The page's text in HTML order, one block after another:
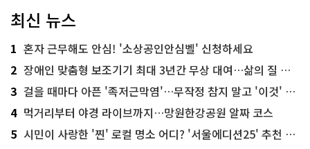
최신 뉴스
1 혼자 근무해도 안심! '소상공인안심벨' 신청하세요
2 장애인 맞춤형 보조기기 최대 3년간 무상 대여…삶의 질 높인다
3 걸을 때마다 아픈 '족저근막염'…무작정 참지 말고 '이것' 해보세요!
4 먹거리부터 야경 라이브까지…망원한강공원 알짜 코스
5 시민이 사랑한 '찐' 로컬 명소 어디? '서울에디션25' 추천 코스